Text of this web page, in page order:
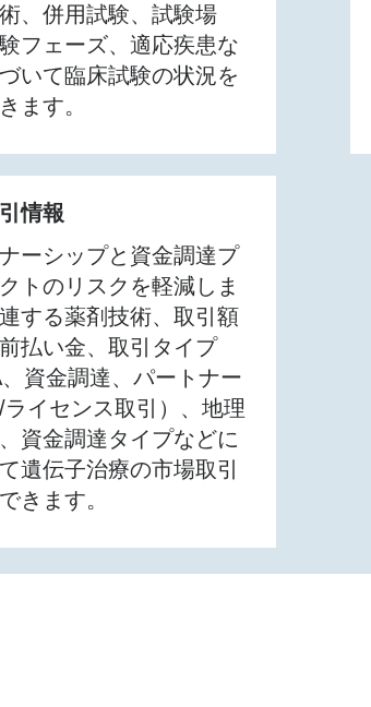
、併用試験、試験場
フェーズ、適応疾患な
いて臨床試験の状況を
ます。
情報
ーシップと資金調達プ
トのリスクを軽減しま
する薬剤技術、取引額
払い金、取引タイプ
、資金調達、パートナー
ライセンス取引）、地理
資金調達タイプなどに
遺伝子治療の市場取引
きます。